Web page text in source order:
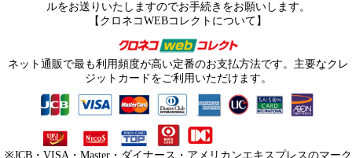
ルをお送りいたしますのでお手続きをお願いします。
【クロネコWEBコレクトについて】
ネット通販で最も利用頻度が高い定番のお支払方法です。主要なクレ
ジットカードをご利用いただけます。
※JCB・VISA・Master・ダイナース・アメリカンエキスプレスのマーク